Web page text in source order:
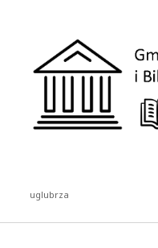
Kultury
Biblioteka
uglubrza